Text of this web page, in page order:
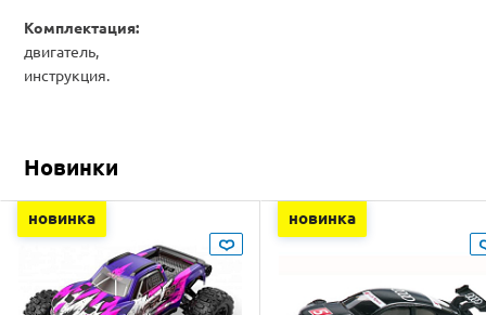
Комплектация:
двигатель,
инструкция.
Новинки
новинка новинка